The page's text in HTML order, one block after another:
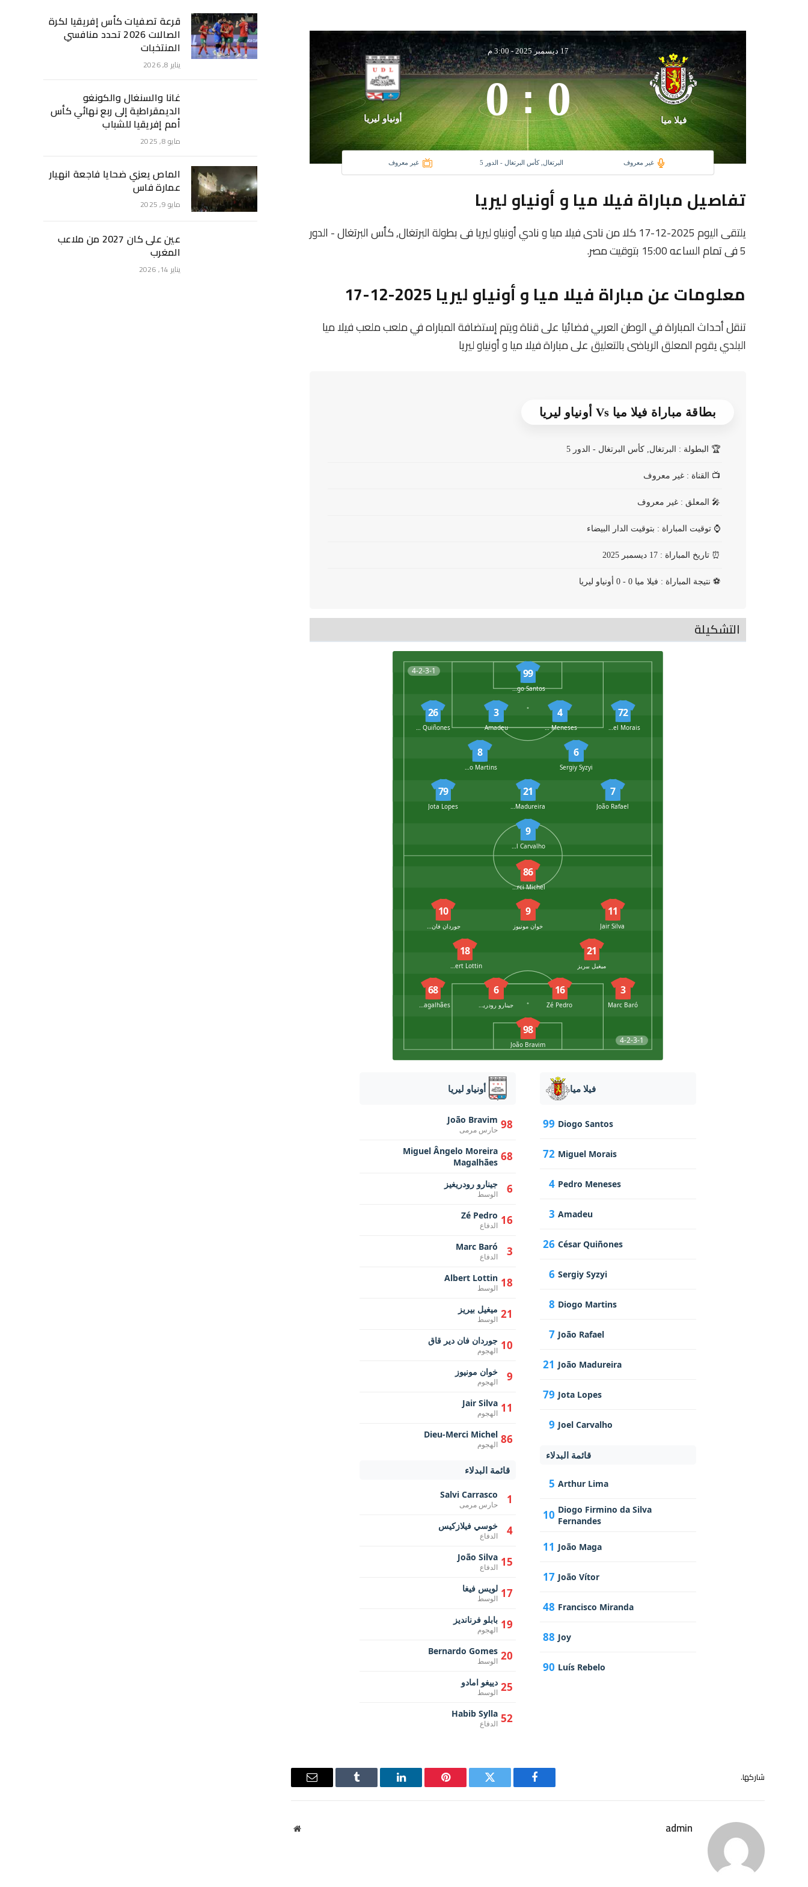
فيلا ميا
17 ديسمبر 2025 -3:00 م
0
:
0 أونياو ليريا
غير معروف البرتغال, كأس البرتغال - الدور 5 غير معروف
تفاصيل مباراة فيلا ميا و أونياو ليريا
يلتقى اليوم 2025-12-17 كلا من نادى فيلا ميا و نادي أونياو ليريا فى بطولة البرتغال, كأس البرتغال - الدور
5 فى تمام الساعه 15:00 بتوقيت مصر.
معلومات عن مباراة فيلا ميا و أونياو ليريا 2025-12-17
تنقل أحداث المباراة في الوطن العربي فضائيا على قناة ويتم إستضافة المباراه في ملعب ملعب فيلا ميا
البلدي يقوم المعلق الرياضى بالتعليق على مباراة فيلا ميا و أونياو ليريا
بطاقة مباراة فيلا ميا Vs أونياو ليريا
🏆 البطولة : البرتغال, كأس البرتغال - الدور 5
📺 القناة : غير معروف
🎤 المعلق : غير معروف
⌚ توقيت المباراة : بتوقيت الدار البيضاء
⏰ تاريخ المباراة : 17 ديسمبر 2025
⚽ نتيجة المباراة : فيلا ميا 0 - 0 أونياو ليريا
التشكيلة
4-2-3-1 99
Diogo Santos
72
Miguel Morais
4
Pedro Meneses
3
Amadeu
26
César Quiñones
6
Sergiy Syzyi
8
7
João Rafael
21
João Madureira
79
Jota Lopes
9
4-2-3-1
86
Dieu-Merci Michel
11
Jair Silva
9
خوان مونيوز
10
جوردان فان دير قاق
21
ميغيل بيريز
18
3
Marc Baró
16
Zé Pedro
6
جينارو رودريغيز
68
Miguel Ângelo Moreira Magalhães
98
João Bravim
فيلا ميا
99 Diogo Santos
72 Miguel Morais
4 Pedro Meneses
3 Amadeu
26 César Quiñones
6 Sergiy Syzyi
8 Diogo Martins
7 João Rafael
21 João Madureira
79 Jota Lopes
9 Joel Carvalho
قائمة البدلاء
5 Arthur Lima
10 Diogo Firmino da Silva
Fernandes
11 João Maga
17 João Vítor
48 Francisco Miranda
88 Joy
90 Luís Rebelo
أونياو ليريا
98
João Bravim
حارس مرمى
68
Miguel Ângelo Moreira
Magalhães
6 جينارو رودريغيز
الوسط
16
Zé Pedro
الدفاع
3
Marc Baró
الدفاع
18
Albert Lottin
الوسط
21 ميغيل بيريز
الوسط
10 جوردان فان دير قاق
الهجوم
9 خوان مونيوز
الهجوم
11
Jair Silva
الهجوم
86
Dieu-Merci Michel
الهجوم
قائمة البدلاء
1
Salvi Carrasco
حارس مرمى
4 خوسي فيلازكيس
الدفاع
15
João Silva
الدفاع
17 لويس فيغا
الوسط
19 بابلو فرنانديز
الهجوم
20
Bernardo Gomes
الوسط
25 دييغو امادو
الوسط
52
Habib Sylla
الدفاع
شاركها.
فيسبوك تويتر بينتيريستلينكدإن Tumblr
البريد
admin
موقع
قرعة تصفيات كأس إفريقيا لكرة
الصالات 2026 تحدد منافسي
المنتخبات
يناير 8, 2026
غانا والسنغال والكونغو
الديمقراطية إلى ربع نهائي كأس
أمم إفريقيا للشباب
مايو 8, 2025
الماص يعزي ضحايا فاجعة انهيار
عمارة فاس
مايو 9, 2025
عين على كان 2027 من ملاعب
المغرب
يناير 14, 2026